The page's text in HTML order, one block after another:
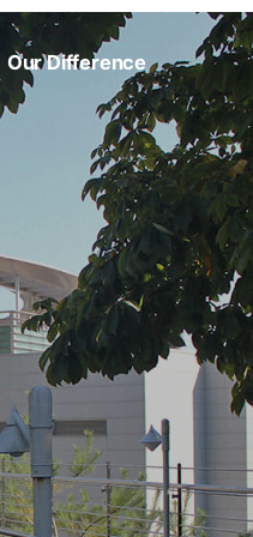
Our Difference